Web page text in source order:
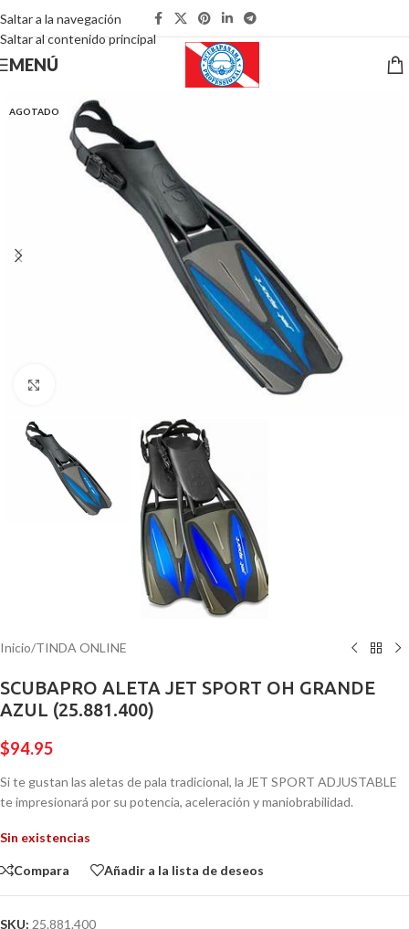
Saltar a la navegación
Saltar al contenido principal
MENÚ
AGOTADO
Inicio/TINDA ONLINE
SCUBAPRO ALETA JET SPORT OH GRANDE
AZUL (25.881.400)
$94.95
Si te gustan las aletas de pala tradicional, la JET SPORT ADJUSTABLE
te impresionará por su potencia, aceleración y maniobrabilidad.
Sin existencias
Compara Añadir a la lista de deseos
SKU: 25.881.400